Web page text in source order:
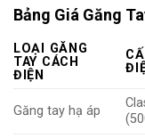
Bảng Giá Găng
LOẠI GĂNG
TAY CÁCH
ĐIỆN
Găng tay hạ áp